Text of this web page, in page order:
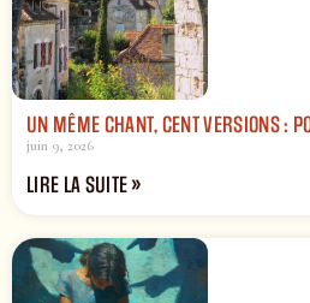
UN MÊME CHANT, CENT VERSIONS :
juin 9, 2026
LIRE LA SUITE »